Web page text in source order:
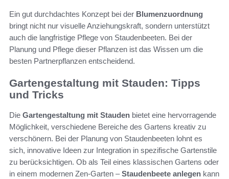
Ein gut durchdachtes Konzept bei der Blumenzuordnung
bringt nicht nur visuelle Anziehungskraft, sondern unterstützt
auch die langfristige Pflege von Staudenbeeten. Bei der
Planung und Pflege dieser Pflanzen ist das Wissen um die
besten Partnerpflanzen entscheidend.
Gartengestaltung mit Stauden: Tipps
und Tricks
Die Gartengestaltung mit Stauden bietet eine hervorragende
Möglichkeit, verschiedene Bereiche des Gartens kreativ zu
verschönern. Bei der Planung von Staudenbeeten lohnt es
sich, innovative Ideen zur Integration in spezifische Gartenstile
zu berücksichtigen. Ob als Teil eines klassischen Gartens oder
in einem modernen Zen-Garten –Staudenbeete anlegen kann